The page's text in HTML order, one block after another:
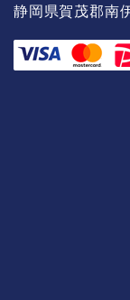
静岡県賀茂郡南